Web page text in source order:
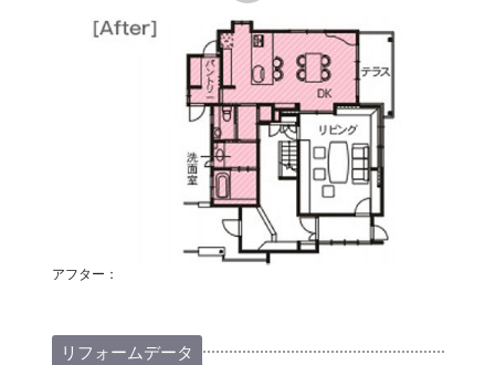
アフター：
リフォームデータ